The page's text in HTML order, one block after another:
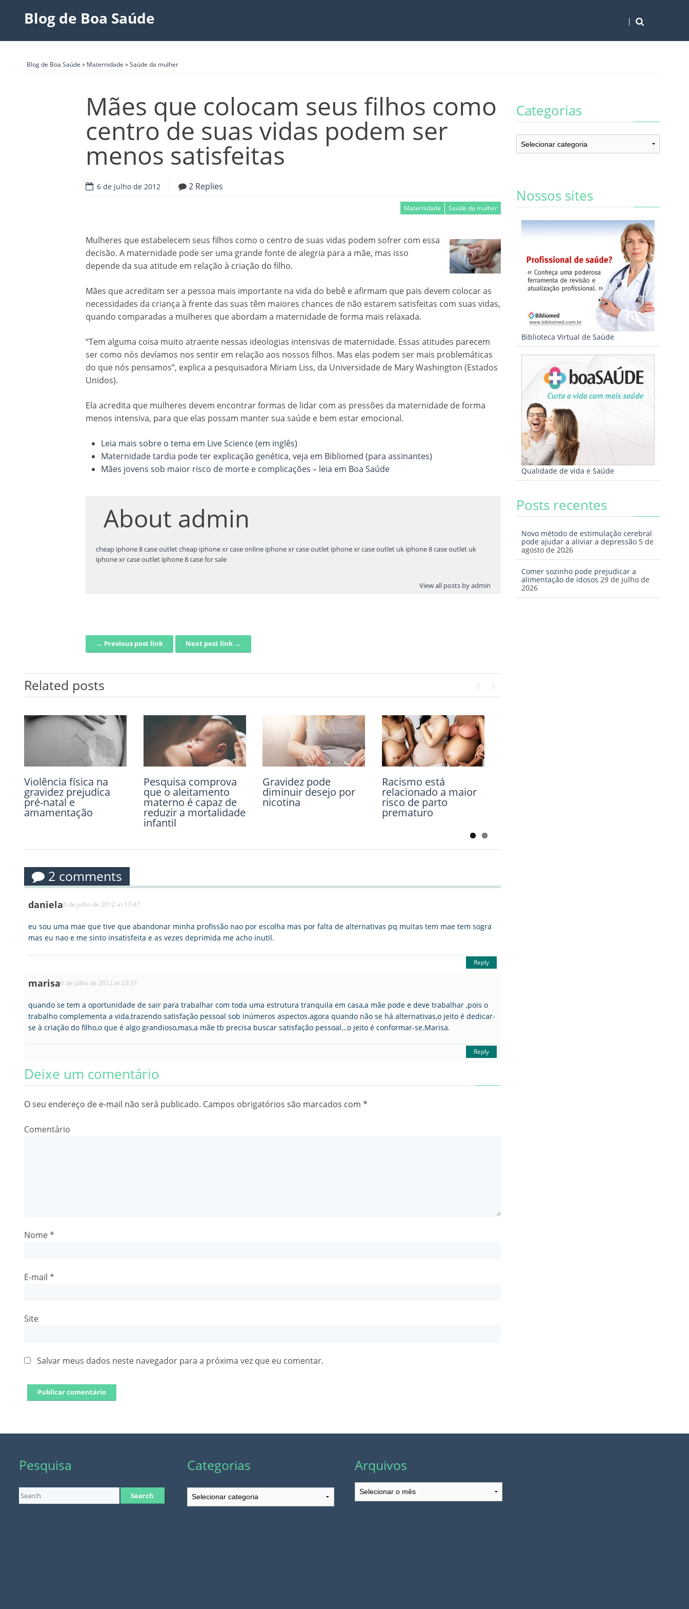
Blog de Boa Saúde
Blog de Boa Saúde » Maternidade »Saúde da mulher
Mães que colocam seus filhos como
centro de suas vidas podem ser
menos satisfeitas
6 de julho de 2012 2 Replies
Maternidade Saúde da mulher
Mulheres que estabelecem seus filhos como o centro de suas vidas podem sofrer com essa
decisão. A maternidade pode ser uma grande fonte de alegria para a mãe, mas isso
depende da sua atitude em relação à criação do filho.
Mães que acreditam ser a pessoa mais importante na vida do bebê e afirmam que pais devem colocar as
necessidades da criança à frente das suas têm maiores chances de não estarem satisfeitas com suas vidas,
quando comparadas a mulheres que abordam a maternidade de forma mais relaxada.
“Tem alguma coisa muito atraente nessas ideologias intensivas de maternidade. Essas atitudes parecem
ser como nós devíamos nos sentir em relação aos nossos filhos. Mas elas podem ser mais problemáticas
do que nós pensamos”, explica a pesquisadora Miriam Liss, da Universidade de Mary Washington (Estados
Unidos).
Ela acredita que mulheres devem encontrar formas de lidar com as pressões da maternidade de forma
menos intensiva, para que elas possam manter sua saúde e bem estar emocional.
Leia mais sobre o tema em Live Science (em inglês)
Maternidade tardia pode ter explicação genética, veja em Bibliomed (para assinantes)
Mães jovens sob maior risco de morte e complicações – leia em Boa Saúde
About admin
cheap iphone 8 case outletcheap iphone xr case online iphone xr case outlet iphone xr case outlet uk iphone 8 case outlet uk
iphone xr case outlet iphone 8 case for sale
View all posts by admin
Post navigation← Previous post link Next post link →
Related posts
Violência física na
gravidez prejudica
pré-natal e
amamentação
Pesquisa comprova
que o aleitamento
materno é capaz de
reduzir a mortalidade
infantil
Gravidez pode
diminuir desejo por
nicotina
Racismo está
relacionado a maior
risco de parto
prematuro
Cresce o número de
gestantes e
puérperas com
pensamentos
Operar da vesícula
durante a gravidez
pode ser mais seguro
do que esperar pelo
parto
Leite materno traz
benefícios para o
cérebro de
Exposição pré-natal à
poluição do ar
aumenta o risco de
autismo em crianças
21 de novembro de 2018
2 comments
daniela6 de julho de 2012 at 17:47
eu sou uma mae que tive que abandonar minha profissão nao por escolha mas por falta de alternativas pq muitas tem mae tem sogra
mas eu nao e me sinto insatisfeita e as vezes deprimida me acho inutil.
Reply
marisa6 de julho de 2012 at 23:31
quando se tem a oportunidade de sair para trabalhar com toda uma estrutura tranquila em casa,a mãe pode e deve trabalhar ,pois o
trabalho complementa a vida,trazendo satisfação pessoal sob inúmeros aspectos.agora quando não se há alternativas,o jeito é dedicar-
se à criação do filho,o que é algo grandioso,mas,a mãe tb precisa buscar satisfação pessoal…o jeito é conformar-se.Marisa.
Reply
Deixe um comentário
O seu endereço de e-mail não será publicado. Campos obrigatórios são marcados com *
Comentário
Nome*
E-mail *
Site
Salvar meus dados neste navegador para a próxima vez que eu comentar.
Categorias
Categorias
Nossos sites
Biblioteca Virtual de Saúde
Qualidade de vida e Saúde
Posts recentes
Novo método de estimulação cerebral
pode ajudar a aliviar a depressão 5 de
agosto de 2026
Comer sozinho pode prejudicar a
alimentação de idosos 29 de julho de
2026
Pesquisa Categorias
Categorias
Arquivos
Arquivos